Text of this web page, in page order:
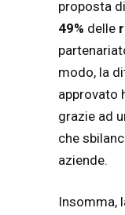
proposta
49% delle
modo, la
approvato
grazie ad
che
aziende.
Insomma,